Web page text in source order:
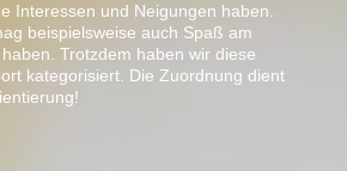
Interessen und Neigungen haben.
beispielsweise auch Spaß am
Trotzdem haben wir diese
kategorisiert. Die Zuordnung dient